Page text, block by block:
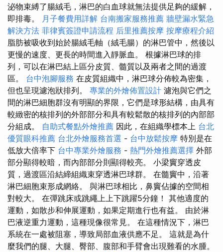
泌物束縛了腸絨毛，淋巴的白血球就無法提供足夠的緩解，
即排毒。
月子餐費用詳解 台南搬家服務推薦 牆壁漏水緊急
解決方法 菲律賓簽證申請流程 后里推薦按摩 按摩療程介紹
脂肪被吸收到始於腸絨毛軸（絨毛腸）的淋巴管中，然後以
更慢的速度、更長的時間進入靜脈血。 根據淋巴球的排
列，可以在淋巴結上區分皮質、髓質以及兩者之間的過渡
區。 台中泡腳服務 在皮質組織中，淋巴球分佈較為密集，
但也呈現濾泡狀排列。 專業的外燴佈置設計 濾泡與它們之
間的淋巴細胞群沒有明顯的界限，它們是球形結構，由具有
較緻密的核排列的外部部分和具有較鬆散的核排列的內部部
分組成。 自助式餐點外燴推薦 因此，在組織學標本上 台北
優質眼科推薦 台北外燴服務首選 - 台中放鬆按摩 特別是在
低放大倍率下 台中專業外燴服務 - 熱門外燴推薦選擇 外部
部分顯得較暗，而內部部分則顯得較亮。 小梁竇穿透皮
質，過渡區沿結締組織束穿透淋巴球群。 在髓竇中，沿著
淋巴細胞束形成網絡。 與淋巴球相比，鼻竇佔據的空間相
對較大。 在彈跳床或跳繩上上下跳躍5分鐘！ 其他適度的
運動，如散步和伸展運動，如果定期進行也有益。 由於淋
巴液逆重力運動，這種現像很常見。 在這種情況下，淋巴
系統在一處被阻塞，導致局部血液供應不足。 這就是為什
麼我們的腿、大腿、臀部、腹部和手臂會出現難看的水腫。